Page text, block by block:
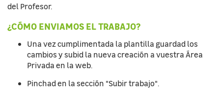
del Profesor.
¿CÓMO ENVIAMOS EL TRABAJO?
Una vez cumplimentada la plantilla guardad los
cambios y subid la nueva creación a vuestra Área
Privada en la web.
Pinchad en la sección "Subir trabajo".